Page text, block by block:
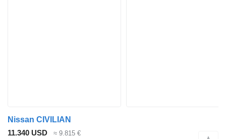
Nissan CIVILIAN
11.340 USD
≈ 9.815 €